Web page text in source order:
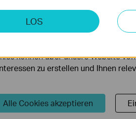
Smart-Home >
Smart-Home >
Geschäftskunden >
Geschäftskunden > Omada
LOS
Cookies
es uns, Ihre Aktivitäten
Website zu verbessern und
können über unsere Website
zu erstellen und Ihnen
Alle Cookies akzeptieren